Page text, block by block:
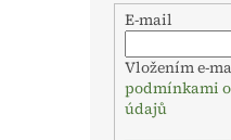
E-mail
Vložením e-
podmínkami
údajů